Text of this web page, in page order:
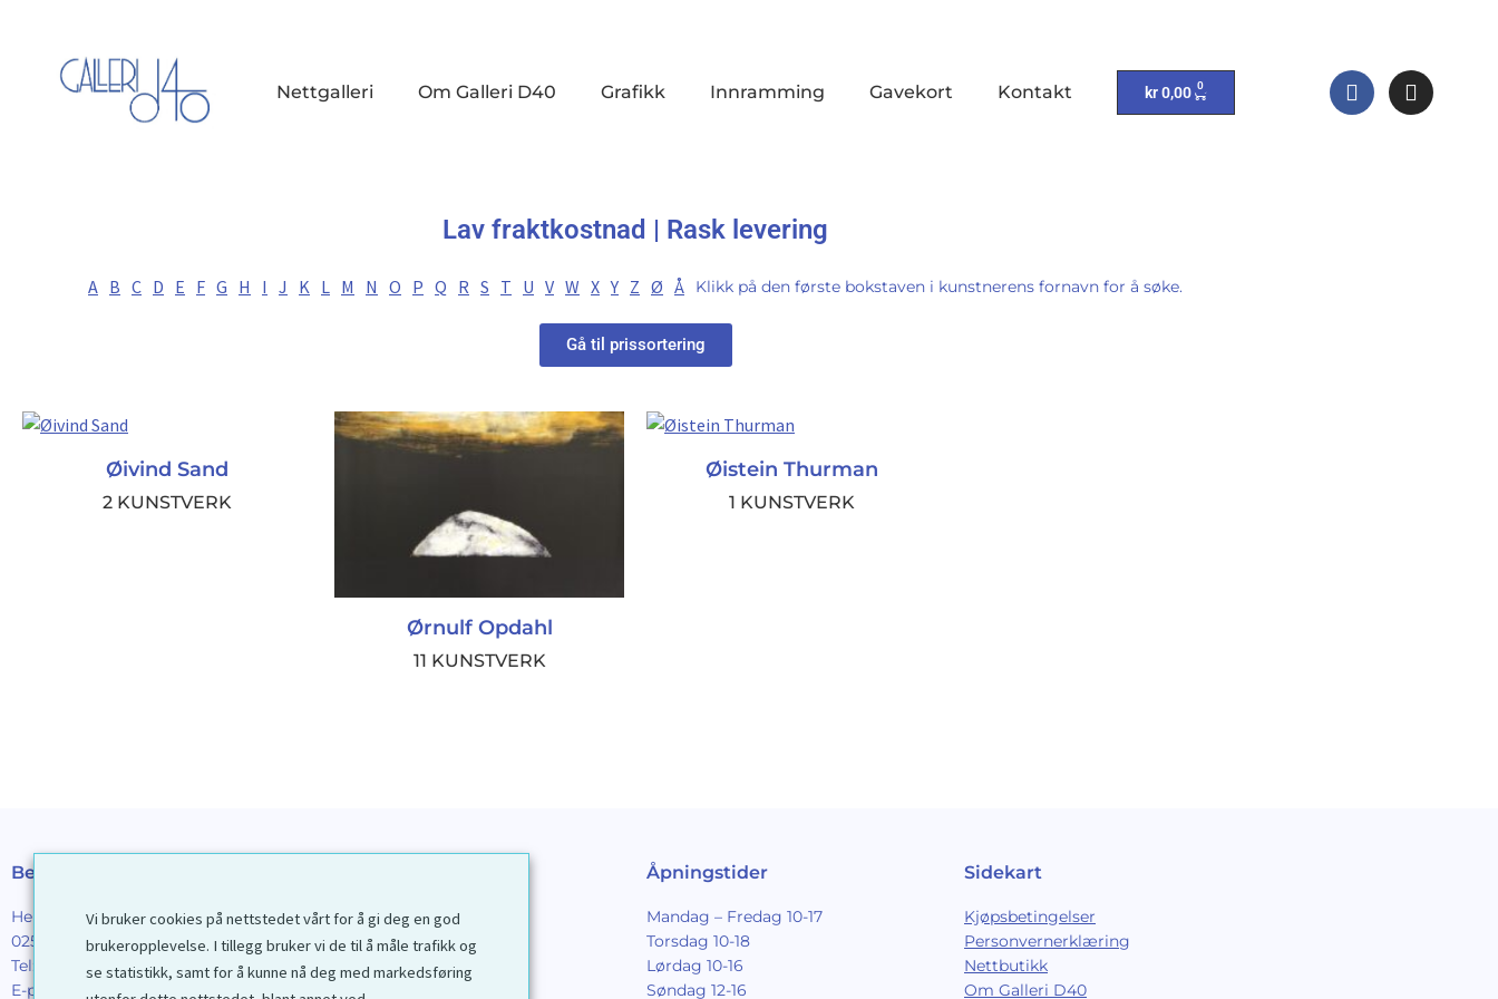
Nettgalleri Om Galleri D40 Grafikk Innramming Gavekort Kontakt kr0,00 0
Lav fraktkostnad | Rask levering
A B C D E F G H I J K L M N O P Q R S T U V W X Y Z Ø Å Klikk på den første bokstaven i kunstnerens fornavn for å søke.
Gå til prissortering
Øivind Sand
2 KUNSTVERK
Ørnulf Opdahl
11 KUNSTVERK
Øistein Thurman
1 KUNSTVERK
Besøksadresse
Henrik Ibsens gt. 90
0255 Oslo
Tel:
22 44 85 86
E-post:
galleri@d40.no
Galleri D40 AS
Postboks 2376 Solli
0201 Oslo
Åpningstider
Mandag – Fredag 10-17
Torsdag 10-18
Lørdag 10-16
Søndag 12-16
Sidekart
Kjøpsbetingelser
Personvernerklæring
Nettbutikk
Om Galleri D40
Vi bruker cookies på nettstedet vårt for å gi deg en god
brukeropplevelse. I tillegg bruker vi de til å måle trafikk og
se statistikk, samt for å kunne nå deg med markedsføring